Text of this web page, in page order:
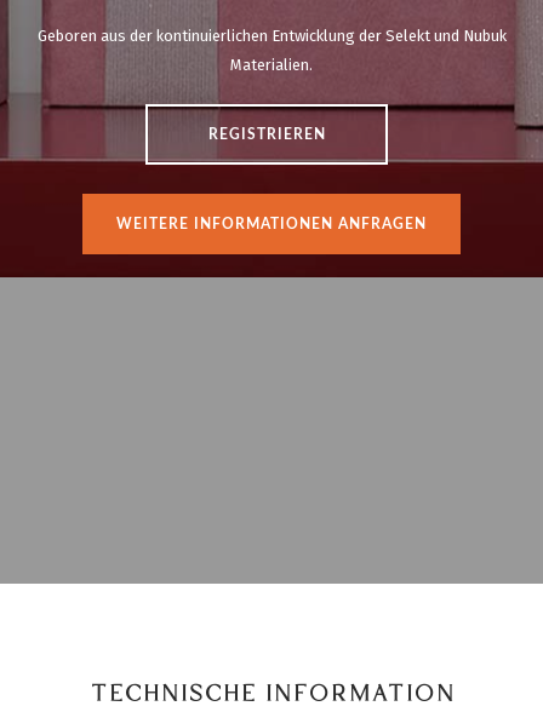
Geboren aus der kontinuierlichen Entwicklung der Selekt und Nubuk
Materialien.
REGISTRIEREN
WEITERE INFORMATIONEN ANFRAGEN
TECHNISCHE INFORMATION